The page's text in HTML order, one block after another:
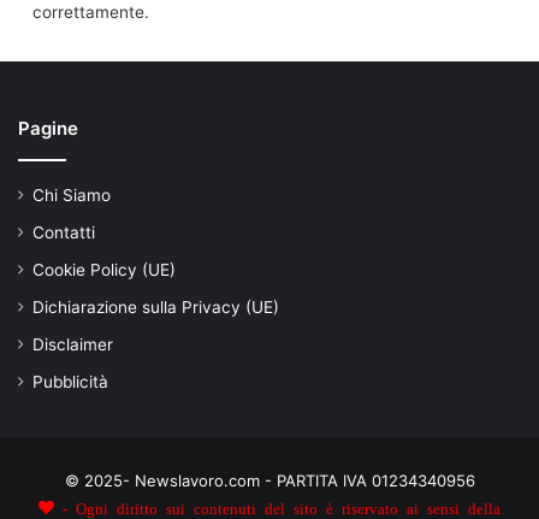
correttamente.
Pagine
Chi Siamo
Contatti
Cookie Policy (UE)
Dichiarazione sulla Privacy (UE)
Disclaimer
Pubblicità
© 2025- Newslavoro.com - PARTITA IVA 01234340956
- Ogni diritto sui contenuti del sito è riservato ai sensi della